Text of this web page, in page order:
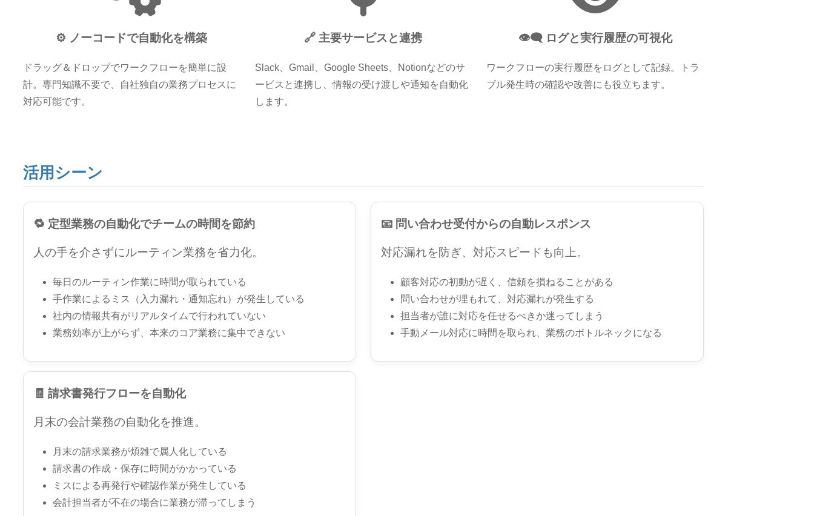
⚙️ ノーコードで自動化を構築
ドラッグ＆ドロップでワークフローを簡単に設
計。専門知識不要で、自社独自の業務プロセスに
対応可能です。
🔗 主要サービスと連携
Slack、Gmail、Google Sheets、Notionなどのサ
ービスと連携し、情報の受け渡しや通知を自動化
します。
👁️‍🗨️ ログと実行履歴の可視化
ワークフローの実行履歴をログとして記録。トラ
ブル発生時の確認や改善にも役立ちます。
活用シーン
🔁 定型業務の自動化でチームの時間を節約
人の手を介さずにルーティン業務を省力化。
毎日のルーティン作業に時間が取られている
手作業によるミス（入力漏れ・通知忘れ）が発生している
社内の情報共有がリアルタイムで行われていない
業務効率が上がらず、本来のコア業務に集中できない
📧 問い合わせ受付からの自動レスポンス
対応漏れを防ぎ、対応スピードも向上。
顧客対応の初動が遅く、信頼を損ねることがある
問い合わせが埋もれて、対応漏れが発生する
担当者が誰に対応を任せるべきか迷ってしまう
手動メール対応に時間を取られ、業務のボトルネックになる
🧾 請求書発行フローを自動化
月末の会計業務の自動化を推進。
月末の請求業務が煩雑で属人化している
請求書の作成・保存に時間がかかっている
ミスによる再発行や確認作業が発生している
会計担当者が不在の場合に業務が滞ってしまう